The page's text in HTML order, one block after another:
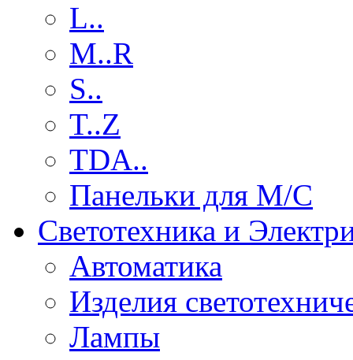
L..
M..R
S..
T..Z
TDA..
Панельки для М/С
Светотехника и
Автоматика
Изделия
Лампы